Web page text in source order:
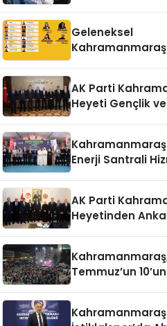
Geleneksel
AK Parti
Heyeti Gençlik
Enerji Santrali
AK Parti
Heyetinden
Kahramanmaraş,
Temmuz’un
Kahramanmaraş